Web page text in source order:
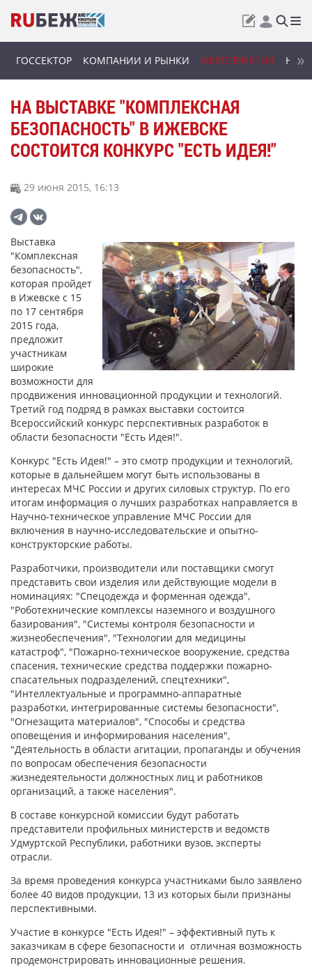
ГОССЕКТОР КОМПАНИИ И РЫНКИ МЕРОПРИЯТИЯ
НА ВЫСТАВКЕ "КОМПЛЕКСНАЯ
БЕЗОПАСНОСТЬ" В ИЖЕВСКЕ
СОСТОИТСЯ КОНКУРС "ЕСТЬ ИДЕЯ!"
29 июня 2015, 16:13
Выставка
"Комплексная
безопасность",
которая пройдет
в Ижевске с 15
по 17 сентября
2015 года,
предложит
участникам
широкие
возможности для
продвижения инновационной продукции и технологий.
Третий год подряд в рамках выставки состоится
Всероссийский конкурс перспективных разработок в
области безопасности "Есть Идея!".
Конкурс "Есть Идея!" – это смотр продукции и технологий,
которые в дальнейшем могут быть использованы в
интересах МЧС России и других силовых структур. По его
итогам информация о лучших разработках направляется в
Научно-техническое управление МЧС России для
включения в научно-исследовательские и опытно-
конструкторские работы.
Разработчики, производители или поставщики смогут
представить свои изделия или действующие модели в
номинациях: "Спецодежда и форменная одежда",
"Роботехнические комплексы наземного и воздушного
базирования", "Системы контроля безопасности и
жизнеобеспечения", "Технологии для медицины
катастроф", "Пожарно-техническое вооружение, средства
спасения, технические средства поддержки пожарно-
спасательных подразделений, спецтехники",
"Интеллектуальные и программно-аппаратные
разработки, интегрированные системы безопасности",
"Огнезащита материалов", "Способы и средства
оповещения и информирования населения",
"Деятельность в области агитации, пропаганды и обучения
по вопросам обеспечения безопасности
жизнедеятельности должностных лиц и работников
организаций, а также населения".
В составе конкурсной комиссии будут работать
представители профильных министерств и ведомств
Удмуртской Республики, работники вузов, эксперты
отрасли.
За время проведения конкурса участниками было заявлено
более 40 видов продукции, 13 из которых были признаны
перспективными.
Участие в конкурсе "Есть Идея!" – эффективный путь к
заказчикам в сфере безопасности и отличная возможность
продемонстрировать инновационные решения.